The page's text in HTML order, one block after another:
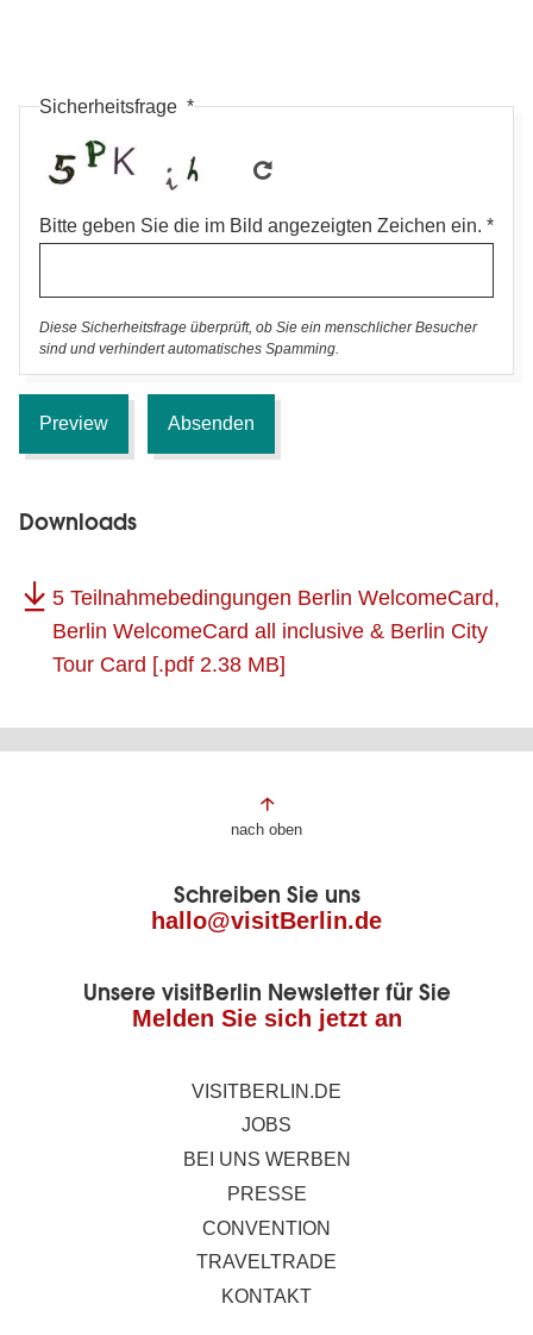
Sicherheitsfrage
Bitte geben Sie die im Bild angezeigten Zeichen ein.
Diese Sicherheitsfrage überprüft, ob Sie ein menschlicher Besucher
sind und verhindert automatisches Spamming.
Downloads
5 Teilnahmebedingungen Berlin WelcomeCard,
Berlin WelcomeCard all inclusive & Berlin City
Tour Card [.pdf 2.38 MB]
Fußbereich
Seite
nach oben
Schreiben Sie uns
hallo@visitBerlin.de
Unsere visitBerlin Newsletter für Sie
Melden Sie sich jetzt an
VISITBERLIN.DE
JOBS
BEI UNS WERBEN
PRESSE
CONVENTION
TRAVELTRADE
KONTAKT